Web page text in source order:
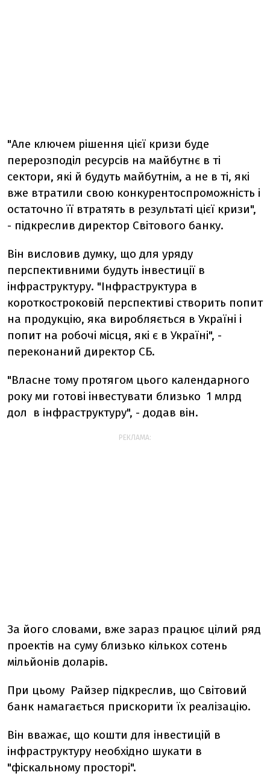
"Але ключем рішення цієї кризи буде
перерозподіл ресурсів на майбутнє в ті
сектори, які й будуть майбутнім, а не в ті, які
вже втратили свою конкурентоспроможність і
остаточно її втратять в результаті цієї кризи",
- підкреслив директор Світового банку.
Він висловив думку, що для уряду
перспективними будуть інвестиції в
інфраструктуру. "Інфраструктура в
короткостроковій перспективі створить попит
на продукцію, яка виробляється в Україні і
попит на робочі місця, які є в Україні", -
переконаний директор СБ.
"Власне тому протягом цього календарного
року ми готові інвестувати близько 1 млрд
дол в інфраструктуру", - додав він.
РЕКЛАМА:
За його словами, вже зараз працює цілий ряд
проектів на суму близько кількох сотень
мільйонів доларів.
При цьому Райзер підкреслив, що Світовий
банк намагається прискорити їх реалізацію.
Він вважає, що кошти для інвестицій в
інфраструктуру необхідно шукати в
"фіскальному просторі".